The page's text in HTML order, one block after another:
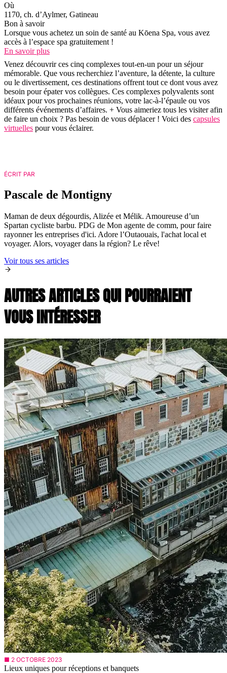
Où
1170, ch. d’Aylmer, Gatineau
Bon à savoir
Lorsque vous achetez un soin de santé au Kōena Spa, vous avez
accès à l’espace spa gratuitement !
En savoir plus
Venez découvrir ces cinq complexes tout-en-un pour un séjour
mémorable. Que vous recherchiez l’aventure, la détente, la culture
ou le divertissement, ces destinations offrent tout ce dont vous avez
besoin pour épater vos collègues. Ces complexes polyvalents sont
idéaux pour vos prochaines réunions, votre lac-à-l’épaule ou vos
différents événements d’affaires. + Vous aimeriez tous les visiter afin
de faire un choix ? Pas besoin de vous déplacer ! Voici des capsules
virtuelles pour vous éclairer.
ÉCRIT PAR
Pascale de Montigny
Maman de deux dégourdis, Alizée et Mélik. Amoureuse d’un
Spartan cycliste barbu. PDG de Mon agente de comm, pour faire
rayonner les entreprises d'ici. Adore l’Outaouais, l'achat local et
voyager. Alors, voyager dans la région? Le rêve!
Voir tous ses articles
AUTRES ARTICLES QUI POURRAIENT
VOUS INTÉRESSER
■ 2 OCTOBRE 2023
Lieux uniques pour réceptions et banquets